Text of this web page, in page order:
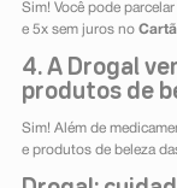
Sim! Você pode
e 5x sem juros no
4. A Drogal
produtos de
Sim! Além de
e produtos de beleza